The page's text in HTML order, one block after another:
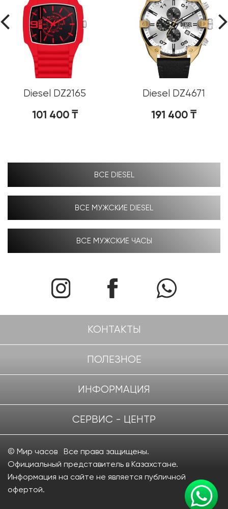
Diesel DZ2165
101 400₸
Diesel DZ4671
191 400₸
ВСЕ DIESEL
ВСЕ МУЖСКИЕ DIESEL
ВСЕ МУЖСКИЕ ЧАСЫ
КОНТАКТЫ
ПОЛЕЗНОЕ
ИНФОРМАЦИЯ
СЕРВИС - ЦЕНТР
© Мир часов Все права защищены.
Официальный представитель в Казахстане.
Информация на сайте не является публичной
офертой.